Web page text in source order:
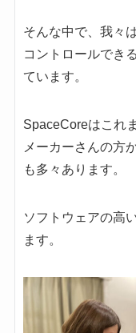
そんな中で、我々
コントロールでき
ています。
SpaceCoreはこれ
メーカーさんの方
も多々あります。
ソフトウェアの高
ます。